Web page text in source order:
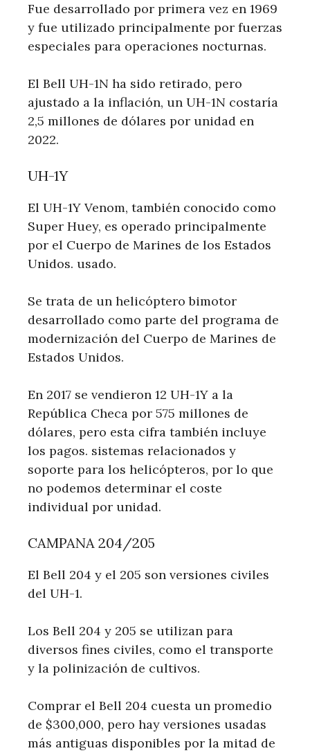
Fue desarrollado por primera vez en 1969
y fue utilizado principalmente por fuerzas
especiales para operaciones nocturnas.
El Bell UH-1N ha sido retirado, pero
ajustado a la inflación, un UH-1N costaría
2,5 millones de dólares por unidad en
2022.
UH-1Y
El UH-1Y Venom, también conocido como
Super Huey, es operado principalmente
por el Cuerpo de Marines de los Estados
Unidos. usado.
Se trata de un helicóptero bimotor
desarrollado como parte del programa de
modernización del Cuerpo de Marines de
Estados Unidos.
En 2017 se vendieron 12 UH-1Y a la
República Checa por 575 millones de
dólares, pero esta cifra también incluye
los pagos. sistemas relacionados y
soporte para los helicópteros, por lo que
no podemos determinar el coste
individual por unidad.
CAMPANA 204/205
El Bell 204 y el 205 son versiones civiles
del UH-1.
Los Bell 204 y 205 se utilizan para
diversos fines civiles, como el transporte
y la polinización de cultivos.
Comprar el Bell 204 cuesta un promedio
de $300,000, pero hay versiones usadas
más antiguas disponibles por la mitad de